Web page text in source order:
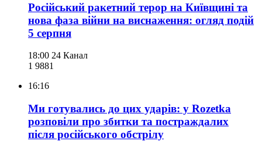
Російський ракетний терор на Київщині та
нова фаза війни на виснаження: огляд подій
5 серпня
18:00 24 Канал
1 9881
16:16
Ми готувались до цих ударів: у Rozetka
розповіли про збитки та постраждалих
після російського обстрілу